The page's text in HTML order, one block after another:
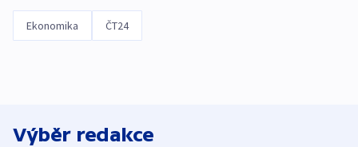
Ekonomika ČT24
Výběr redakce